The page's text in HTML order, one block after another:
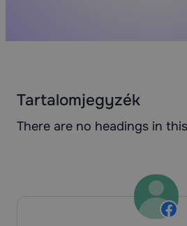
Tartalomjegyzék
There are no headings in